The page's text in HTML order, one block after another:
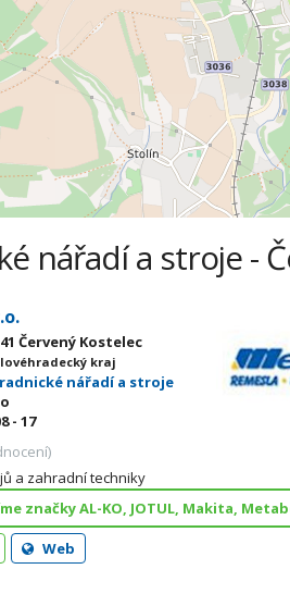
nářadí a stroje -
Červený Kostelec
kraj
nářadí a stroje
- 17
a zahradní techniky
značky AL-KO, JOTUL, Makita,
Web